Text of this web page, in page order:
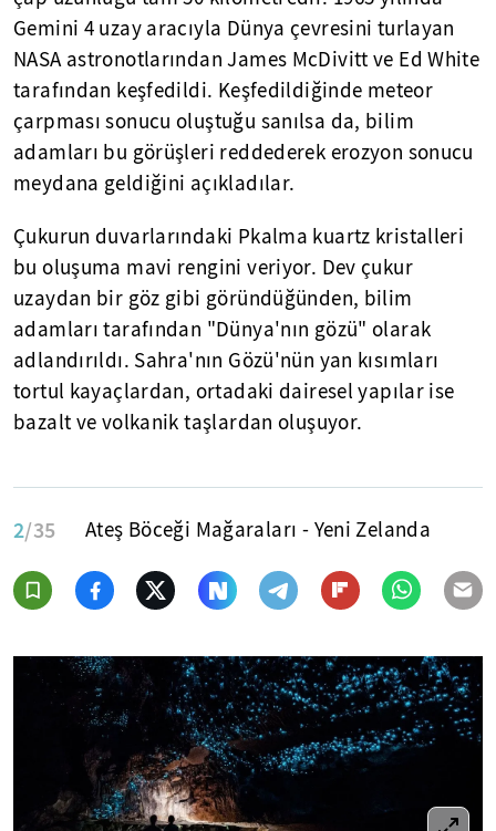
Gemini 4 uzay aracıyla Dünya çevresini turlayan
NASA astronotlarından James McDivitt ve Ed White
tarafından keşfedildi. Keşfedildiğinde meteor
çarpması sonucu oluştuğu sanılsa da, bilim
adamları bu görüşleri reddederek erozyon sonucu
meydana geldiğini açıkladılar.
Çukurun duvarlarındaki Pkalma kuartz kristalleri
bu oluşuma mavi rengini veriyor. Dev çukur
uzaydan bir göz gibi göründüğünden, bilim
adamları tarafından "Dünya'nın gözü" olarak
adlandırıldı. Sahra'nın Gözü'nün yan kısımları
tortul kayaçlardan, ortadaki dairesel yapılar ise
bazalt ve volkanik taşlardan oluşuyor.
2/35 Ateş Böceği Mağaraları - Yeni Zelanda